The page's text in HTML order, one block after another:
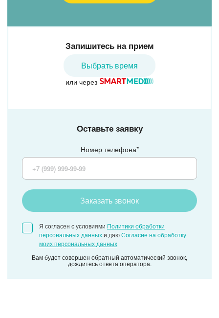
Оставьте заявку
Номер телефона*
Заказать звонок
Я согласен с условиями Политики обработки
персональных данныхи даюСогласие на обработку
моих персональных данных
Вам будет совершен обратный автоматический звонок,
дождитесь ответа оператора.
Запишитесь на прием
Выбрать время
или через